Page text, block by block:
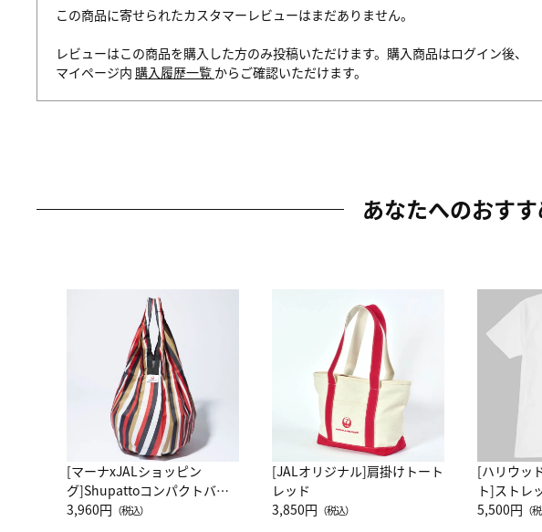
この商品に寄せられたカスタマーレビューはまだありません。
レビューはこの商品を購入した方のみ投稿いただけます。購入商品はログイン後、
マイページ内 購入履歴一覧 からご確認いただけます。
あなたへのおす
[マーナxJALショッピン
グ]Shupattoコンパクトバッ
グ Drop JAL客室乗務員
3,960円 （税込）
[JALオリジナル]肩掛けトート
レッド
3,850円 （税込）
[ハリウッ
ト]ストレ
ーネック
5,500円 （